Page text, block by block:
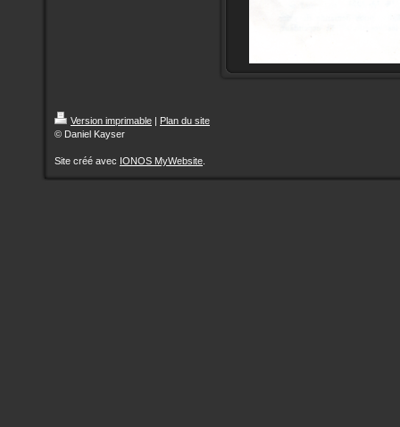
Version imprimable | Plan du site
© Daniel Kayser
Site créé avec IONOS MyWebsite